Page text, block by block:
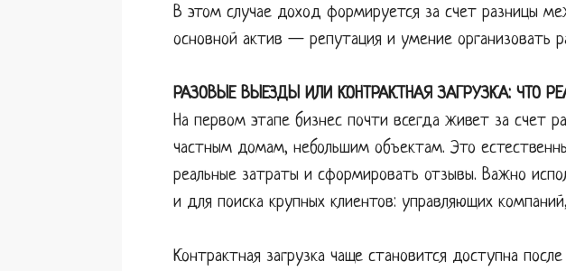
В этом случае доход формируется за счет разницы
основной актив — репутация и умение организовать
РАЗОВЫЕ ВЫЕЗДЫ ИЛИ КОНТРАКТНАЯ ЗАГРУЗКА: ЧТО
На первом этапе бизнес почти всегда живет за счет
частным домам, небольшим объектам. Это
реальные затраты и сформировать отзывы. Важно
и для поиска крупных клиентов: управляющих
Контрактная загрузка чаще становится доступна